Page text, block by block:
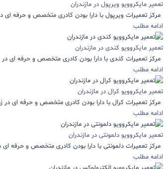
تعمیر مایکروویو ویرپول در مازندران
مرکز تعمیرات ویرپول با دارا بودن کادری متخصص و حرفه ای
ادامه مطلب
تعمیر مایکروویو کندی در مازندران
مرکز تعمیرات کندی با دارا بودن کادری متخصص و حرفه ای در
ادامه مطلب
تعمیر مایکروویو کرال در مازندران
مرکز تعمیرات کرال با دارا بودن کادری متخصص و حرفه ای در
ادامه مطلب
تعمیر مایکروویو دلمونتی در مازندران
مرکز تعمیرات دلمونتی با دارا بودن کادری متخصص و حرفه ای
ادامه مطلب